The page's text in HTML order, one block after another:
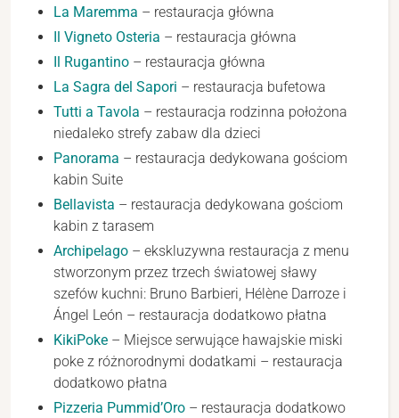
La Maremma – restauracja główna
Il Vigneto Osteria – restauracja główna
Il Rugantino – restauracja główna
La Sagra del Sapori – restauracja bufetowa
Tutti a Tavola – restauracja rodzinna położona
niedaleko strefy zabaw dla dzieci
Panorama – restauracja dedykowana gościom
kabin Suite
Bellavista – restauracja dedykowana gościom
kabin z tarasem
Archipelago – ekskluzywna restauracja z menu
stworzonym przez trzech światowej sławy
szefów kuchni: Bruno Barbieri, Hélène Darroze i
Ángel León – restauracja dodatkowo płatna
KikiPoke – Miejsce serwujące hawajskie miski
poke z różnorodnymi dodatkami – restauracja
dodatkowo płatna
Pizzeria Pummid’Oro – restauracja dodatkowo